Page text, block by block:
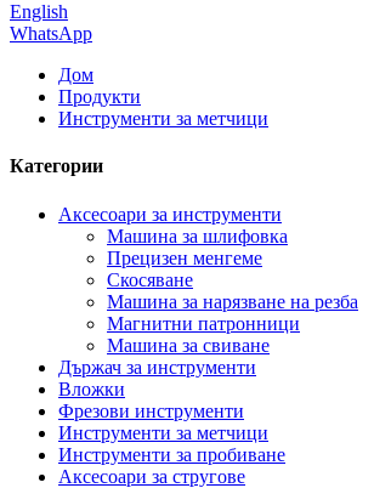
English
WhatsApp
Дом
Продукти
Инструменти за метчици
Категории
Аксесоари за инструменти
Машина за шлифовка
Прецизен менгеме
Скосяване
Машина за нарязване на резба
Магнитни патронници
Машина за свиване
Държач за инструменти
Вложки
Фрезови инструменти
Инструменти за метчици
Инструменти за пробиване
Аксесоари за стругове